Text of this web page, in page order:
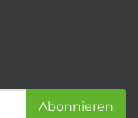
Abonnieren